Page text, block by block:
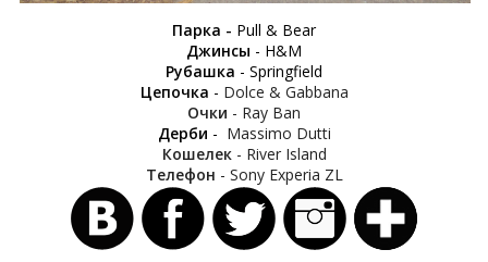
Парка - Pull & Bear
Джинсы - H&M
Рубашка - Springfield
Цепочка - Dolce & Gabbana
Очки - Ray Ban
Дерби - Massimo Dutti
Кошелек - River Island
Телефон - Sony Experia ZL